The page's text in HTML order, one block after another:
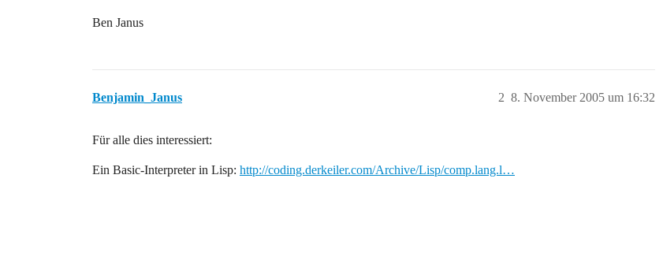
Ben Janus
Benjamin_Janus 8. November 2005 um 16:32
2
Für alle dies interessiert:
Ein Basic-Interpreter in Lisp: http://coding.derkeiler.com/Archive/Lisp/comp.lang.l…